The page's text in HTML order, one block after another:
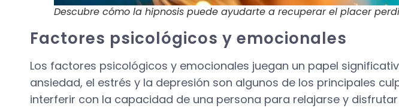
Descubre cómo la hipnosis puede ayudarte a recuperar el placer
Factores psicológicos y emocionales
Los factores psicológicos y emocionales juegan un papel
ansiedad, el estrés y la depresión son algunos de los principales
interferir con la capacidad de una persona para relajarse y